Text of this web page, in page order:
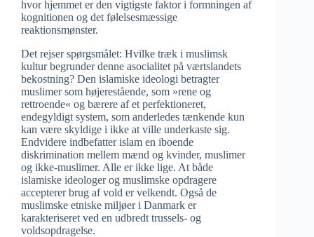
hvor hjemmet er den vigtigste faktor i formningen af
kognitionen og det følelsesmæssige
reaktionsmønster.
Det rejser spørgsmålet: Hvilke træk i muslimsk
kultur begrunder denne asocialitet på værtslandets
bekostning? Den islamiske ideologi betragter
muslimer som højerestående, som »rene og
rettroende« og bærere af et perfektioneret,
endegyldigt system, som anderledes tænkende kun
kan være skyldige i ikke at ville underkaste sig.
Endvidere indbefatter islam en iboende
diskrimination mellem mænd og kvinder, muslimer
og ikke-muslimer. Alle er ikke lige. At både
islamiske ideologer og muslimske opdragere
accepterer brug af vold er velkendt. Også de
muslimske etniske miljøer i Danmark er
karakteriseret ved en udbredt trussels- og
voldsopdragelse.